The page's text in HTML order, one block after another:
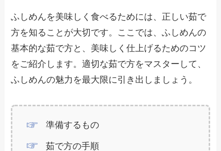
ふしめんを美味しく食べるためには、正しい茹で
方を知ることが大切です。ここでは、ふしめんの
基本的な茹で方と、美味しく仕上げるためのコツ
をご紹介します。適切な茹で方をマスターして、
ふしめんの魅力を最大限に引き出しましょう。
準備するもの
茹で方の手順